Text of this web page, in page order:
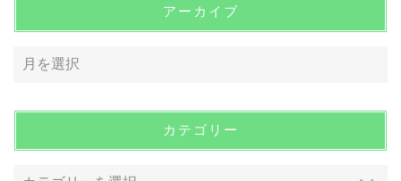
アーカイブ
カテゴリー